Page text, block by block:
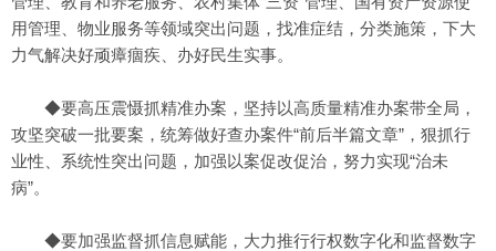
用管理、物业服务等领域突出问题，找准症结，分类施策，下大
力气解决好顽瘴痼疾、办好民生实事。
◆要高压震慑抓精准办案，坚持以高质量精准办案带全局，
攻坚突破一批要案，统筹做好查办案件“前后半篇文章”，狠抓行
业性、系统性突出问题，加强以案促改促治，努力实现“治未
病”。
◆要加强监督抓信息赋能，大力推行行权数字化和监督数字